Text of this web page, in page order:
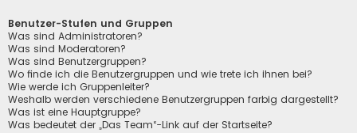
Benutzer-Stufen und Gruppen
Was sind Administratoren?
Was sind Moderatoren?
Was sind Benutzergruppen?
Wo finde ich die Benutzergruppen und wie trete ich ihnen bei?
Wie werde ich Gruppenleiter?
Weshalb werden verschiedene Benutzergruppen farbig dargestellt?
Was ist eine Hauptgruppe?
Was bedeutet der „Das Team“-Link auf der Startseite?